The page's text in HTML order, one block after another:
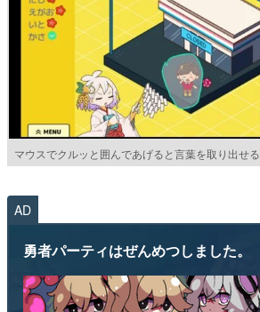
マウスでクルッと囲んであげると言葉を取り出せる
AD
勇者パーティはぜんめつしました。